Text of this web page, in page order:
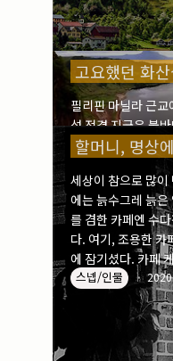
고요했던 화
필리핀 마닐라 근
섬 전경 지금은 불
해외/필리핀
할머니, 명상
세상이 참으로 많
에는 늙수그레 늙
를 겸한 카페엔 수
다. 여기, 조용한 카
에 잠기셨다. 카페
스넵/인물